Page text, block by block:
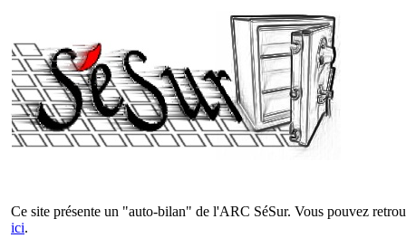
Ce site présente un "auto-bilan" de l'ARC SéSur. Vous pouvez
ici.